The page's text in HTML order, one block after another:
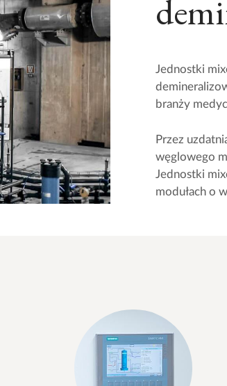
Jednostki
branży
Przez
węglowego
Jednostki
modułach o